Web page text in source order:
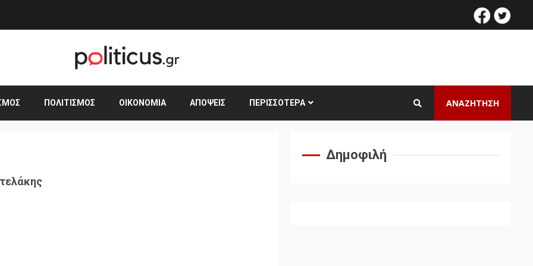
facebook
ΠΟΛΙΤΙΣΜΌΣ ΟΙΚΟΝΟΜΊΑ ΑΠΌΨΕΙΣ ΠΕΡΙΣΣΌΤΕΡΑ ΑΝΑΖΗΤΗΣΗ
Δημοφιλή